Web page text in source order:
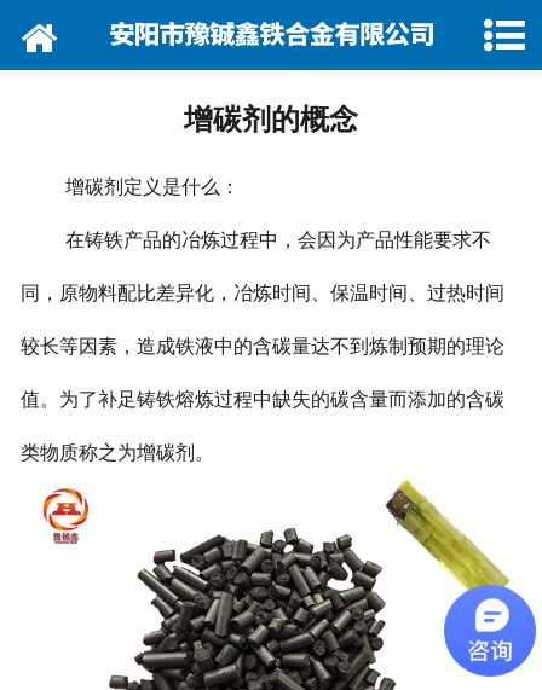
网站首页
产品行情
营销网络
联系我们
增碳剂的概念
增碳剂定义是什么：
在铸铁产品的冶炼过程中，会因为产品性能要求不
同，原物料配比差异化，冶炼时间、保温时间、过热时间
较长等因素，造成铁液中的含碳量达不到炼制预期的理论
值。为了补足铸铁熔炼过程中缺失的碳含量而添加的含碳
类物质称之为增碳剂。